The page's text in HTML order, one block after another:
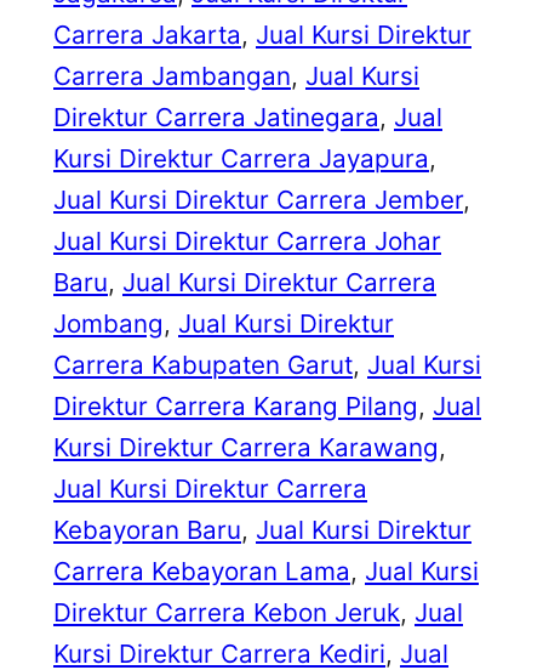
Carrera Jakarta, Jual Kursi Direktur
Carrera Jambangan, Jual Kursi
Direktur Carrera Jatinegara, Jual
Kursi Direktur Carrera Jayapura
Jual Kursi Direktur Carrera Jember
Jual Kursi Direktur Carrera Johar
Baru, Jual Kursi Direktur Carrera
Jombang, Jual Kursi Direktur
Carrera Kabupaten Garut, Jual Kursi
Direktur Carrera Karang Pilang, Jual
Kursi Direktur Carrera Karawang
Jual Kursi Direktur Carrera
Kebayoran Baru, Jual Kursi Direktur
Carrera Kebayoran Lama, Jual Kursi
Direktur Carrera Kebon Jeruk, Jual
Kursi Direktur Carrera Kediri, Jual